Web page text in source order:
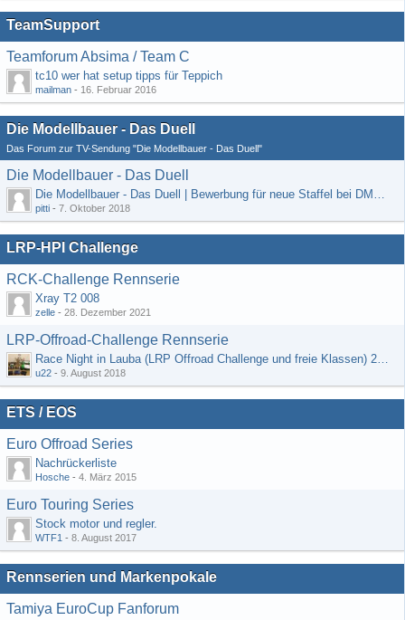
TeamSupport
Teamforum Absima / Team C
tc10 wer hat setup tipps für Teppich
mailman - 16. Februar 2016
Die Modellbauer - Das Duell
Das Forum zur TV-Sendung "Die Modellbauer - Das Duell"
Die Modellbauer - Das Duell
Die Modellbauer - Das Duell | Bewerbung für neue Staffel bei DMAX *Werbung*
pitti - 7. Oktober 2018
LRP-HPI Challenge
RCK-Challenge Rennserie
Xray T2 008
zelle - 28. Dezember 2021
LRP-Offroad-Challenge Rennserie
Race Night in Lauba (LRP Offroad Challenge und freie Klassen) 25/26.08
u22 - 9. August 2018
ETS / EOS
Euro Offroad Series
Nachrückerliste
Hosche - 4. März 2015
Euro Touring Series
Stock motor und regler.
WTF1 - 8. August 2017
Rennserien und Markenpokale
Tamiya EuroCup Fanforum